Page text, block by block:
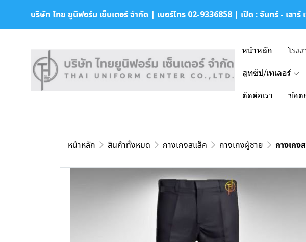
บริษัท ไทย ยูนิฟอร์ม เซ็นเตอร์ จำกัด | เบอร์โทร 02-9336858 | เปิด : จันทร์ - เสาร์
หน้าหลัก โรง
สูทซิป/เทเลอร์
ติดต่อเรา ข้อต
หน้าหลัก สินค้าทั้งหมด กางเกงสแล็ค กางเกงผู้ชาย กางเกง